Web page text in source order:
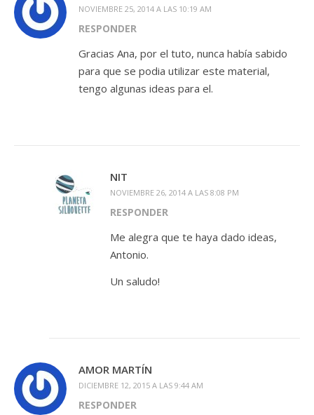
NOVIEMBRE 25, 2014 A LAS 10:19 AM
RESPONDER
Gracias Ana, por el tuto, nunca había sabido
para que se podia utilizar este material,
tengo algunas ideas para el.
NIT
NOVIEMBRE 26, 2014 A LAS 8:08 PM
RESPONDER
Me alegra que te haya dado ideas,
Antonio.
Un saludo!
AMOR MARTÍN
DICIEMBRE 12, 2015 A LAS 9:44 AM
RESPONDER